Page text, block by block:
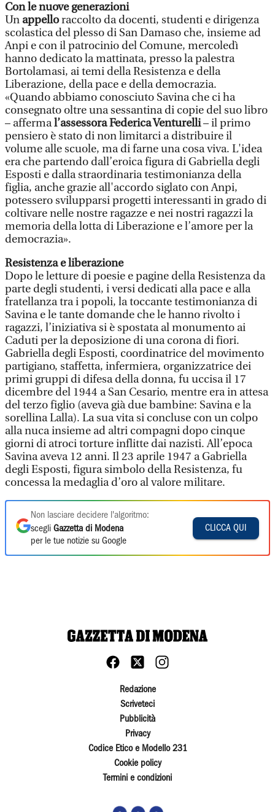
Con le nuove generazioni
Un appelloraccolto da docenti, studenti e dirigenza
scolastica del plesso di San Damaso che, insieme ad
Anpi e con il patrocinio del Comune, mercoledì
hanno dedicato la mattinata, presso la palestra
Bortolamasi, ai temi della Resistenza e della
Liberazione, della pace e della democrazia.
«Quando abbiamo conosciuto Savina che ci ha
consegnato oltre una sessantina di copie del suo libro
– affermal’assessora Federica Venturelli– il primo
pensiero è stato di non limitarci a distribuire il
volume alle scuole, ma di farne una cosa viva. L'idea
era che partendo dall’eroica figura di Gabriella degli
Esposti e dalla straordinaria testimonianza della
figlia, anche grazie all'accordo siglato con Anpi,
potessero svilupparsi progetti interessanti in grado di
coltivare nelle nostre ragazze e nei nostri ragazzi la
memoria della lotta di Liberazione e l’amore per la
democrazia».
Resistenza e liberazione
Dopo le letture di poesie e pagine della Resistenza da
parte degli studenti, i versi dedicati alla pace e alla
fratellanza tra i popoli, la toccante testimonianza di
Savina e le tante domande che le hanno rivolto i
ragazzi, l’iniziativa si è spostata al monumento ai
Caduti per la deposizione di una corona di fiori.
Gabriella degli Esposti, coordinatrice del movimento
partigiano, staffetta, infermiera, organizzatrice dei
primi gruppi di difesa della donna, fu uccisa il 17
dicembre del 1944 a San Cesario, mentre era in attesa
del terzo figlio (aveva già due bambine: Savina e la
sorellina Lalla). La sua vita si concluse con un colpo
alla nuca insieme ad altri compagni dopo cinque
giorni di atroci torture inflitte dai nazisti. All’epoca
Savina aveva 12 anni. Il 23 aprile 1947 a Gabriella
degli Esposti, figura simbolo della Resistenza, fu
concessa la medaglia d’oro al valore militare.
Non lasciare decidere l'algoritmo:
scegli Gazzetta di Modena
per le tue notizie su Google
CLICCA QUI
Redazione
Scriveteci
Pubblicità
Privacy
Codice Etico e Modello 231
Cookie policy
Termini e condizioni